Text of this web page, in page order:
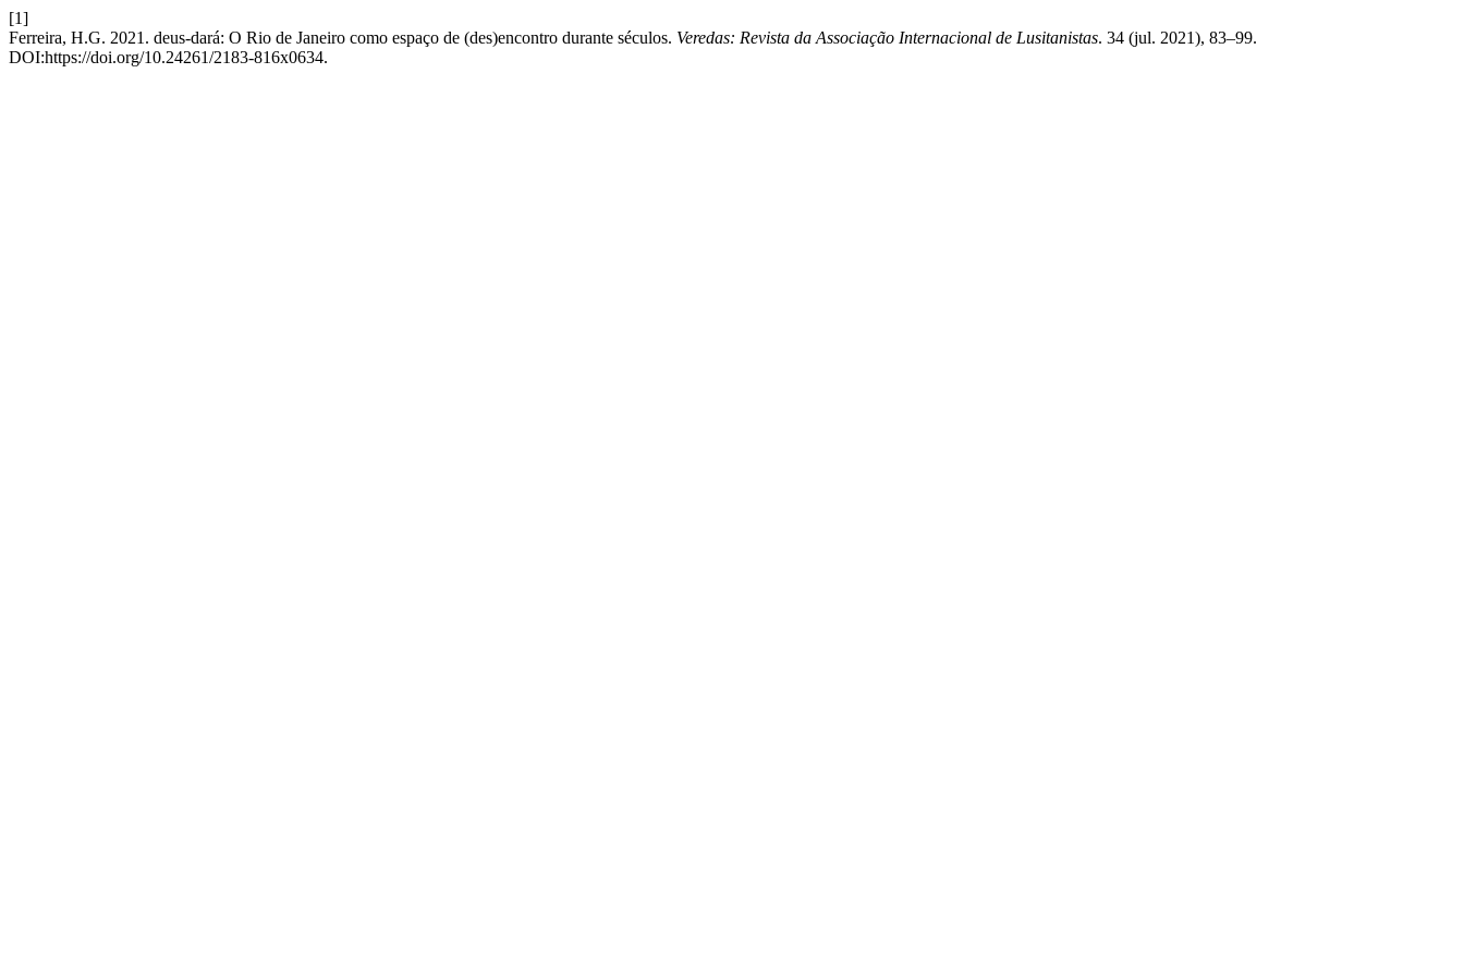
[1]
Ferreira, H.G. 2021. deus-dará: O Rio de Janeiro como espaço de (des)encontro durante séculos. Veredas: Revista da Associação Internacional de Lusitanistas. 34 (jul. 2021), 83–99.
DOI:https://doi.org/10.24261/2183-816x0634.